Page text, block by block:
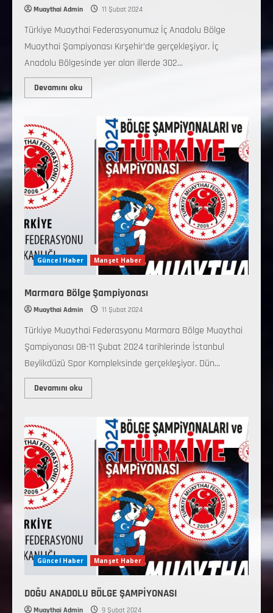
Muaythai Admin 11 Şubat 2024
Türkiye Muaythai Federasyonumuz İç Anadolu Bölge
Muaythai Şampiyonası Kırşehir’de gerçekleşiyor. İç
Anadolu Bölgesinde yer alan illerde 302...
Devamını oku
Güncel Haber Manşet Haber
Marmara Bölge Şampiyonası
Muaythai Admin 11 Şubat 2024
Türkiye Muaythai Federasyonu Marmara Bölge Muaythai
Şampiyonası 08-11 Şubat 2024 tarihlerinde İstanbul
Beylikdüzü Spor Kompleksinde gerçekleşiyor. Dün...
Devamını oku
Güncel Haber Manşet Haber
DOĞU ANADOLU BÖLGE ŞAMPİYONASI
Muaythai Admin 9 Şubat 2024